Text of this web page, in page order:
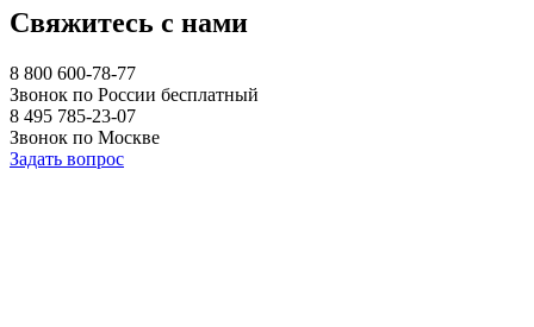
Свяжитесь с нами
8 800 600-78-77
Звонок по России бесплатный
8 495 785-23-07
Звонок по Москве
Задать вопрос